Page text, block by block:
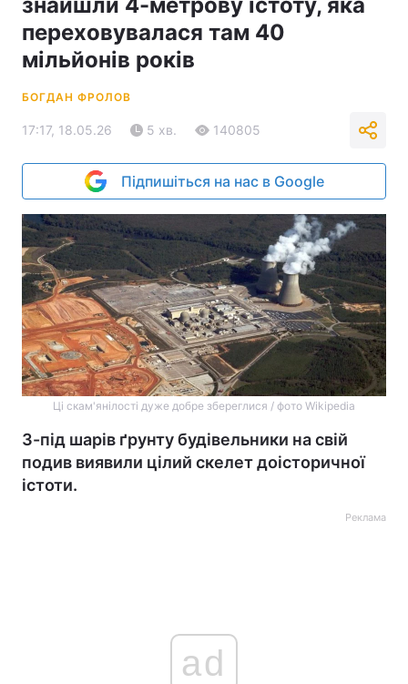
переховувалася там 40
мільйонів років
БОГДАН ФРОЛОВ
17:17, 18.05.26 5 хв. 140805
Підпишіться на нас в Google
Ці скам'янілості дуже добре збереглися / фото Wikipedia
З-під шарів ґрунту будівельники на свій
подив виявили цілий скелет доісторичної
істоти.
Реклама
ad